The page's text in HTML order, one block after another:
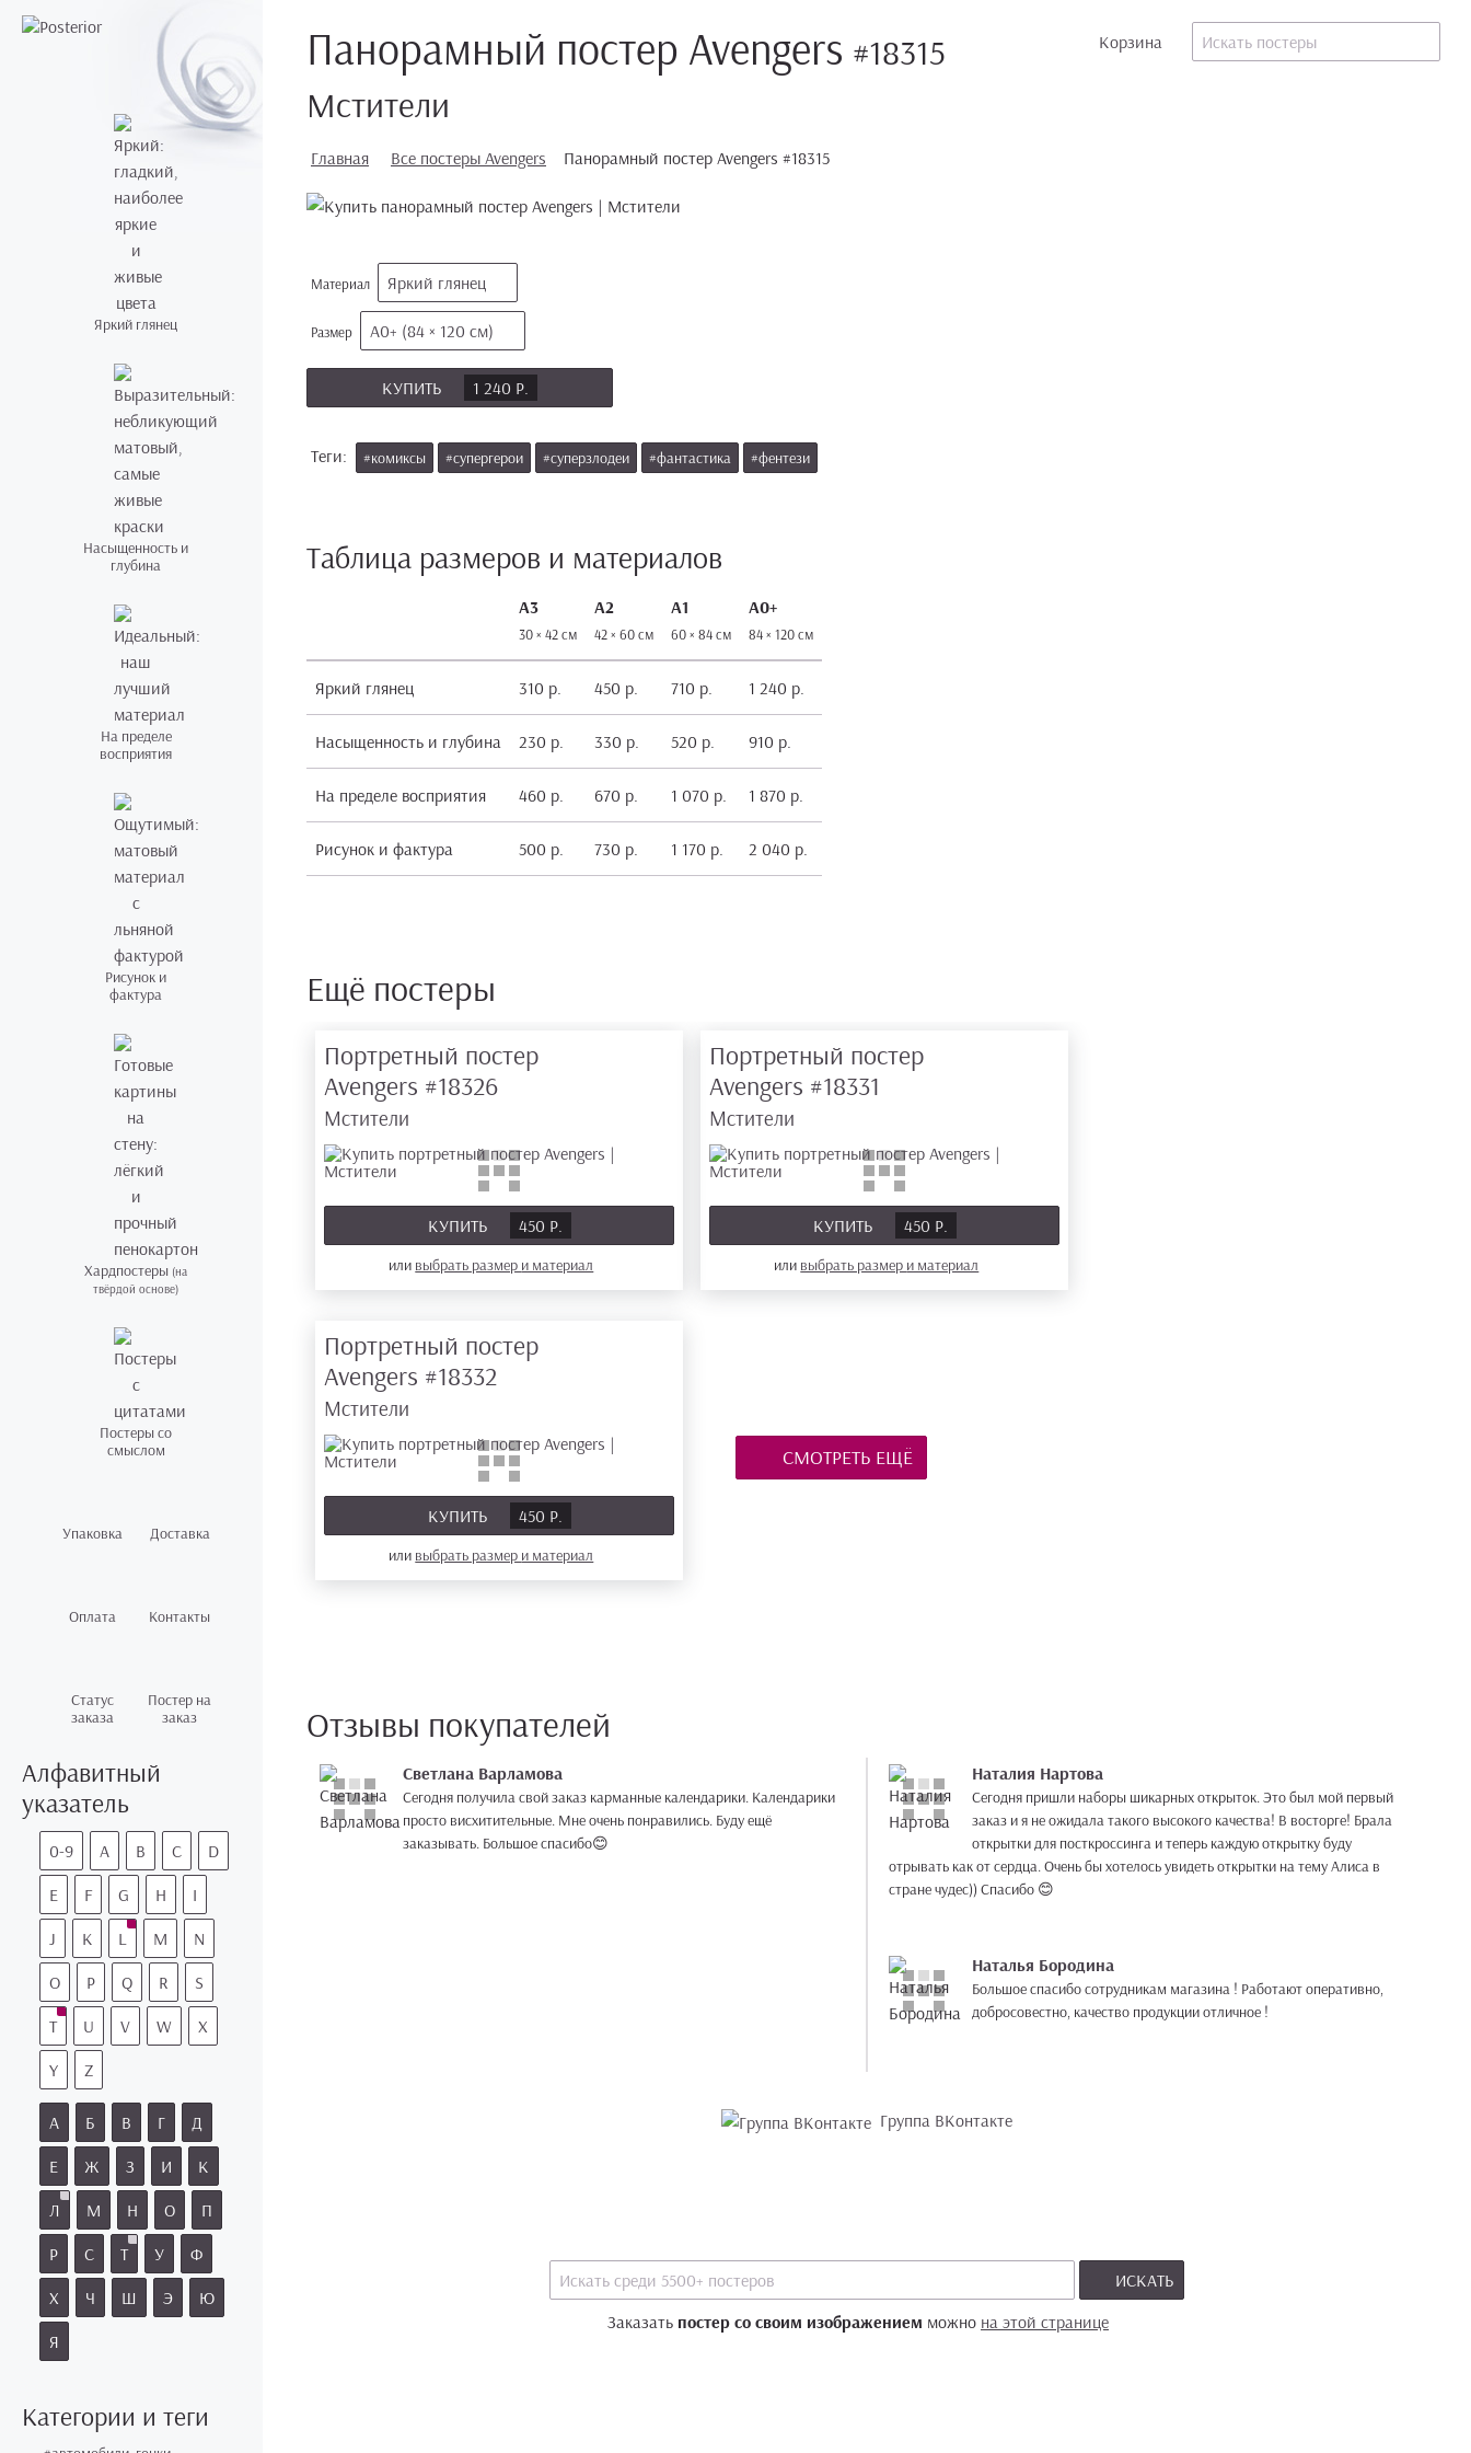
Корзина
Яркий глянец
Насыщенность и
глубина
На пределе
восприятия
Рисунок и
фактура
Хардпостеры (на
твёрдой основе)
Постеры со
смыслом
Упаковка Доставка
Оплата Контакты
Статус
заказа
Постер на
заказ
Алфавитный
указатель
0-9 A B C
D
E
F G H
I
J
K L M
N
O
P Q R
S
T
U V W
X
Y
Z
А Б В Г
Д
Е
Ж З И
К
Л
М Н О
П
Р
С Т У
Ф
Х
Ч Ш Э
Ю
Я
Категории и теги
Панорамный постер Avengers #18315
Мстители
Главная Все постеры Avengers Панорамный постер Avengers #18315
Материал Яркий глянец
Размер А0+ (84 × 120 см)
КУПИТЬ 1 240 Р.
Теги: #комиксы #супергерои #суперзлодеи #фантастика #фентези
Таблица размеров и материалов
А3
30 × 42 см
А2
42 × 60 см
А1
60 × 84 см
А0+
84 × 120 см
Яркий глянец 310 р. 450 р. 710 р. 1 240 р.
Насыщенность и глубина 230 р. 330 р. 520 р. 910 р.
На пределе восприятия 460 р. 670 р. 1 070 р. 1 870 р.
Рисунок и фактура 500 р. 730 р. 1 170 р. 2 040 р.
Ещё постеры
Портретный постер
Avengers #18326
Мстители
КУПИТЬ 450 Р.
или выбрать размер и материал
Портретный постер
Avengers #18331
Мстители
КУПИТЬ 450 Р.
или выбрать размер и материал
Портретный постер
Avengers #18332
Мстители
КУПИТЬ 450 Р.
или выбрать размер и материал
СМОТРЕТЬ ЕЩЁ
Отзывы покупателей
Светлана Варламова
Сегодня получила свой заказ карманные календарики. Календарики
просто висхитительные. Мне очень понравились. Буду ещё
заказывать. Большое спасибо😊
Наталия Нартова
Сегодня пришли наборы шикарных открыток. Это был мой первый
заказ и я не ожидала такого высокого качества! В восторге! Брала
открытки для посткроссинга и теперь каждую открытку буду
отрывать как от сердца. Очень бы хотелось увидеть открытки на тему Алиса в
стране чудес)) Спасибо 😊
Наталья Бородина
Большое спасибо сотрудникам магазина ! Работают оперативно,
добросовестно, качество продукции отличное !
Группа ВКонтакте
ИСКАТЬ
Заказать постер со своим изображением можно на этой странице